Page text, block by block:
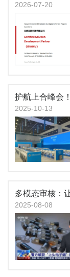
2026-07-20
2025-10-13
多模态审核：
2025-08-08